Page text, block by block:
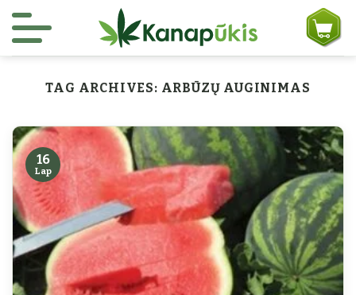
Skip to content
TAG ARCHIVES: ARBŪZŲ AUGINIMAS
16
Lap